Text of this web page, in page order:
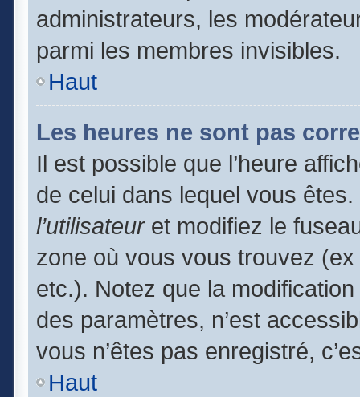
administrateurs, les
parmi les membres invisibles.
Haut
Les heures ne sont pas
Il est possible que l’heure
de celui dans lequel vous
l’utilisateuret modifiez le
zone où vous vous trouvez
etc.). Notez que la
des paramètres, n’est
vous n’êtes pas enregistré,
Haut